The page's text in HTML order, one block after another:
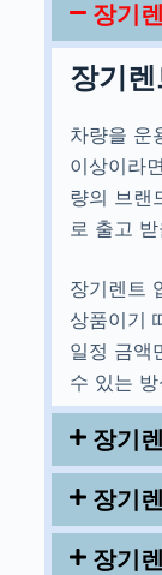
장기
장기
차량을 운
이상이라
량의 브랜
로 출고
장기렌트
상품이기
일정 금액
수 있는
장기
장기
장기